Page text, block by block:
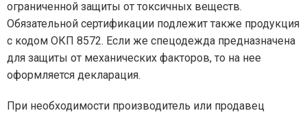
ограниченной защиты от токсичных веществ.
Обязательной сертификации подлежит также продукция
с кодом ОКП 8572. Если же спецодежда предназначена
для защиты от механических факторов, то на нее
оформляется декларация.
При необходимости производитель или продавец